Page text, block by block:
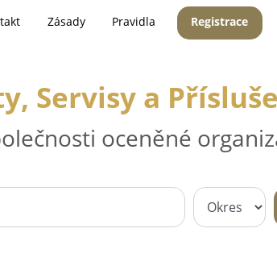
Zásady Pravidla Registrace
Servisy a
oceněné